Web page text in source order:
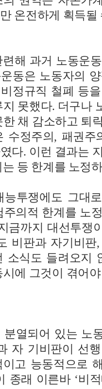
온전하게 획득될
해 과거 노동운
동은 노동자의
정규직 철폐 등
못했다. 더구나
채 감소하고 퇴
수정주의, 패권주
다. 이런 결과는
등 한계를 노정
능투쟁에도 그대
의적 한계를 노
금까지 대선투쟁
비판과 자기비판
소식도 들려오지
에 그것이 겪어
열되어 있는 노
자 기비판이 선
고 능동적으로
종래 이른바 ‘비